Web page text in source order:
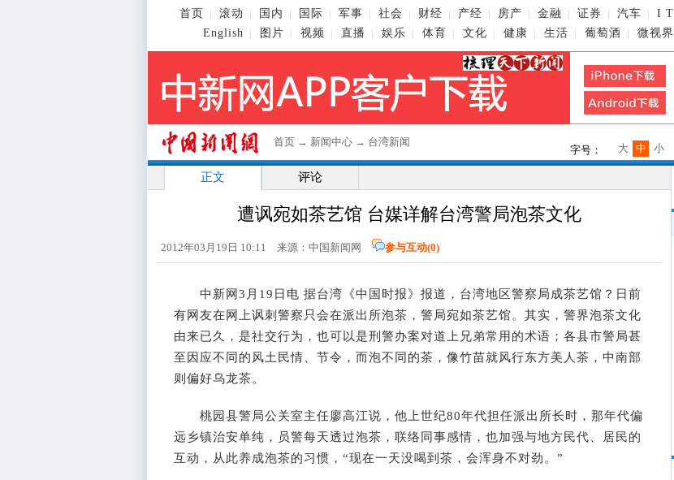
首页 滚动 国内 国际 军事 社会 财经 产经 房产 金融 证券 汽车 I T
English
图片 视频 直播 娱乐 体育 文化 健康 生活 葡萄酒 微视界
首页 → 新闻中心 → 台湾新闻
字号： 小
中
大
正文 评论
遭讽宛如茶艺馆 台媒详解台湾警局泡茶文化
2012年03月19日 10:11 来源：中国新闻网 参与互动(0)
中新网3月19日电 据台湾《中国时报》报道，台湾地区警察局成茶艺馆？日前
有网友在网上讽刺警察只会在派出所泡茶，警局宛如茶艺馆。其实，警界泡茶文化
由来已久，是社交行为，也可以是刑警办案对道上兄弟常用的术语；各县市警局甚
至因应不同的风土民情、节令，而泡不同的茶，像竹苗就风行东方美人茶，中南部
则偏好乌龙茶。
桃园县警局公关室主任廖高江说，他上世纪80年代担任派出所长时，那年代偏
远乡镇治安单纯，员警每天透过泡茶，联络同事感情，也加强与地方民代、居民的
互动，从此养成泡茶的习惯，“现在一天没喝到茶，会浑身不对劲。”